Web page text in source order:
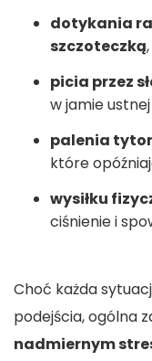
dotykania
szczoteczką,
picia przez
w jamie
palenia
które
wysiłku
ciśnienie i
Choć każda
podejścia, ogólna
nadmiernym